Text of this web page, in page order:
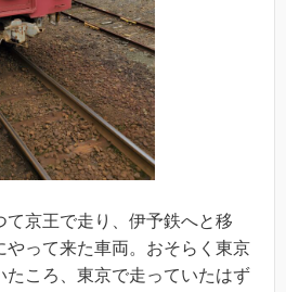
て京王で走り、伊予鉄へと移
やって来た車両。おそらく東京
たころ、東京で走っていたはず